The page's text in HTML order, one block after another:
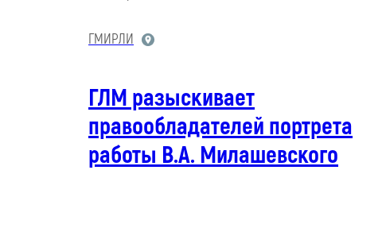
ГМИРЛИ
ГЛМ разыскивает
правообладателей портрета
работы В.А. Милашевского